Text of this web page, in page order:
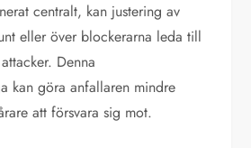
centralt, kan justering av
eller över blockerarna leda till
Denna
kan göra anfallaren mindre
att försvara sig mot.